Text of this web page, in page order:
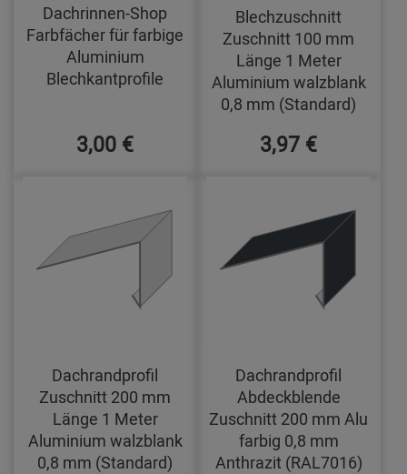
Dachrinnen-Shop
Farbfächer für farbige
Aluminium
Blechkantprofile
3,00 €
Blechzuschnitt
Zuschnitt 100 mm
Länge 1 Meter
Aluminium walzblank
0,8 mm (Standard)
3,97 €
Dachrandprofil
Zuschnitt 200 mm
Länge 1 Meter
Aluminium walzblank
0,8 mm (Standard)
Dachrandprofil
Abdeckblende
Zuschnitt 200 mm Alu
farbig 0,8 mm
Anthrazit (RAL7016)